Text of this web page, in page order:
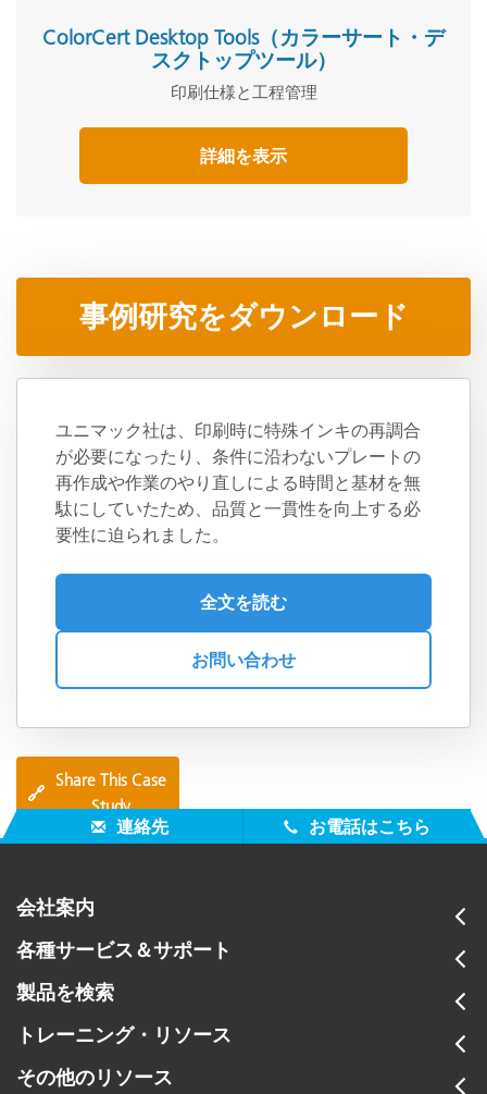
ColorCert Desktop Tools（カラーサート・デ
スクトップツール）
印刷仕様と工程管理
詳細を表示
事例研究をダウンロード
ユニマック社は、印刷時に特殊インキの再調合
が必要になったり、条件に沿わないプレートの
再作成や作業のやり直しによる時間と基材を無
駄にしていたため、品質と一貫性を向上する必
要性に迫られました。
全文を読む
お問い合わせ
🔗
Share This Case
Study
連絡先 お電話はこちら
会社案内
各種サービス＆サポート
製品を検索
トレーニング・リソース
その他のリソース